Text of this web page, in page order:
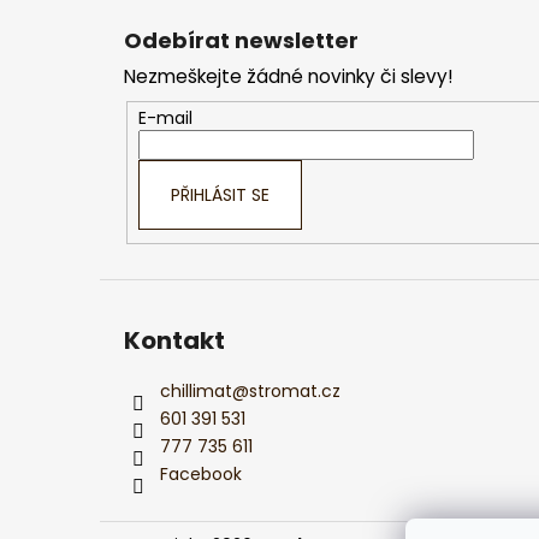
Odebírat newsletter
Nezmeškejte žádné novinky či slevy!
E-mail
PŘIHLÁSIT SE
Kontakt
chillimat@stromat.cz
601 391 531
777 735 611
Facebook